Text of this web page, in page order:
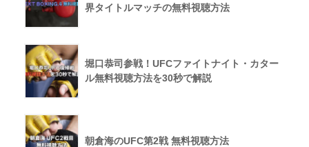
界タイトルマッチの無料視聴方法
堀口恭司参戦！UFCファイトナイト・カター
ル無料視聴方法を30秒で解説
朝倉海のUFC第2戦 無料視聴方法